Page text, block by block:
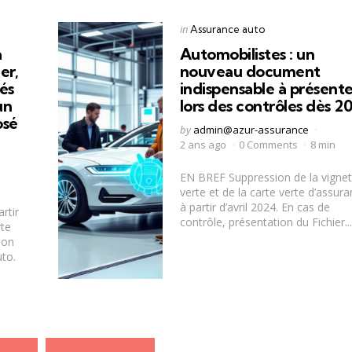
Categories
Posted
in Assurance auto
Automobilistes : un
nouveau document
indispensable à
lors des contrôles dès
Posted
by
by admin@azur-assurance
2 ans ago
0 Comments 8 min
EN BREF Suppression de la
verte et de la carte verte
à partir d’avril 2024. En cas de
contrôle, présentation du Fichier...